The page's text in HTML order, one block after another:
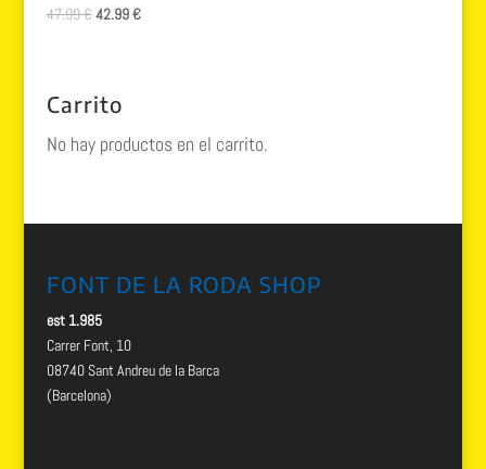
47.99€El
47.99 €.
42.99€El
Carrito
No hay productos en el carrito.
FONT DE LA RODA SHOP
est 1.985
Carrer Font, 10
08740 Sant Andreu de la Barca
(Barcelona)